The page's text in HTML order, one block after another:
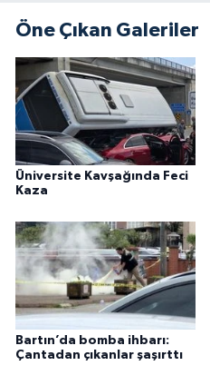
Öne Çıkan Galeriler
Üniversite Kavşağında Feci
Kaza
Bartın’da bomba ihbarı:
Çantadan çıkanlar şaşırttı